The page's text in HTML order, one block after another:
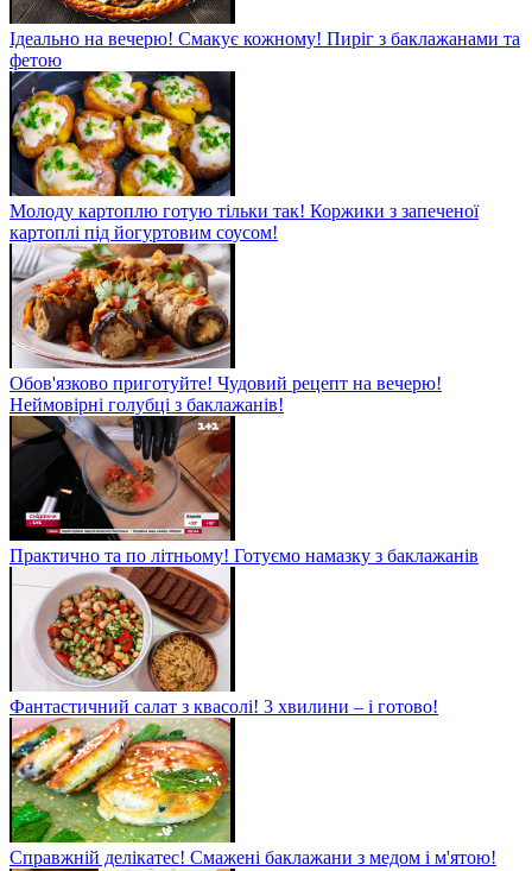
Ідеально на вечерю! Смакує кожному! Пиріг з баклажанами та
фетою
Молоду картоплю готую тільки так! Коржики з запеченої
картоплі під йогуртовим соусом!
Обов'язково приготуйте! Чудовий рецепт на вечерю!
Неймовірні голубці з баклажанів!
Практично та по літньому! Готуємо намазку з баклажанів
Фантастичний салат з квасолі! 3 хвилини – і готово!
Справжній делікатес! Смажені баклажани з медом і м'ятою!